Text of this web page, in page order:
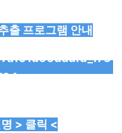
출 프로그램 안내
> 클릭 <